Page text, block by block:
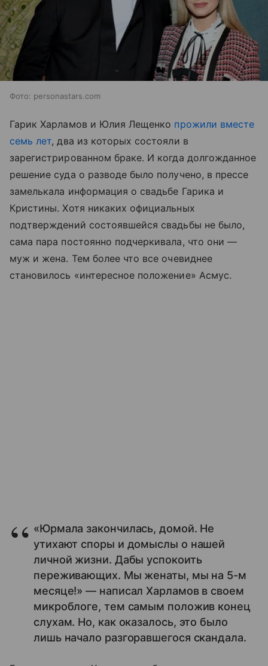
Фото: personastars.com
Гарик Харламов и Юлия Лещенко прожили вместе
семь лет, два из которых состояли в
зарегистрированном браке. И когда долгожданное
решение суда о разводе было получено, в прессе
замелькала информация о свадьбе Гарика и
Кристины. Хотя никаких официальных
подтверждений состоявшейся свадьбы не было,
сама пара постоянно подчеркивала, что они —
муж и жена. Тем более что все очевиднее
становилось «интересное положение» Асмус.
«Юрмала закончилась, домой. Не
утихают споры и домыслы о нашей
личной жизни. Дабы успокоить
переживающих. Мы женаты, мы на 5-м
месяце!» — написал Харламов в своем
микроблоге, тем самым положив конец
слухам. Но, как оказалось, это было
лишь начало разгоравшегося скандала.